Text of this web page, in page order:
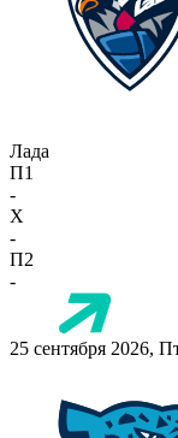
Лада
П1
-
X
-
П2
-
25 сентября 2026,